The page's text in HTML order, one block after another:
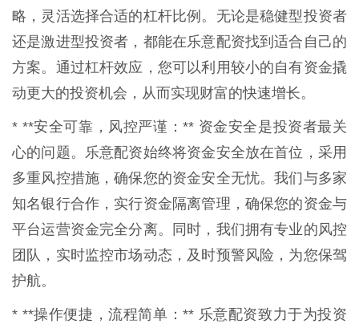
略，灵活选择合适的杠杆比例。无论是稳健型投资者
还是激进型投资者，都能在乐意配资找到适合自己的
方案。通过杠杆效应，您可以利用较小的自有资金撬
动更大的投资机会，从而实现财富的快速增长。
* **安全可靠，风控严谨：** 资金安全是投资者最关
心的问题。乐意配资始终将资金安全放在首位，采用
多重风控措施，确保您的资金安全无忧。我们与多家
知名银行合作，实行资金隔离管理，确保您的资金与
平台运营资金完全分离。同时，我们拥有专业的风控
团队，实时监控市场动态，及时预警风险，为您保驾
护航。
* **操作便捷，流程简单：** 乐意配资致力于为投资